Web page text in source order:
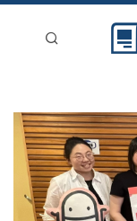
新聞稿分類
登入
刊登